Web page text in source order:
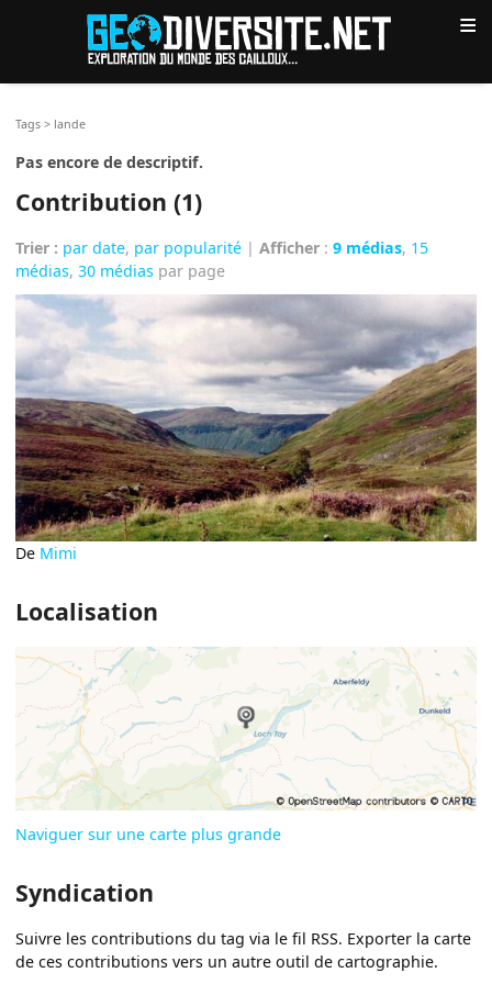
≡
Tags > lande
Pas encore de descriptif.
Contribution (1)
Trier : par date, par popularité |Afficher :9 médias, 15
médias,30 médias par page
De Mimi
Localisation
Naviguer sur une carte plus grande
Syndication
Suivre les contributions du tag via le fil RSS. Exporter la carte
de ces contributions vers un autre outil de cartographie.